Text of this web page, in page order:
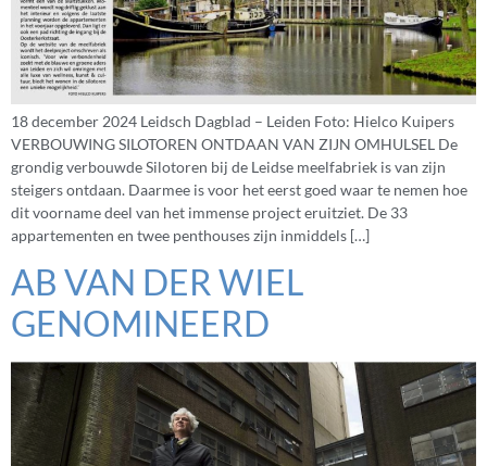
18 december 2024 Leidsch Dagblad – Leiden Foto: Hielco Kuipers
VERBOUWING SILOTOREN ONTDAAN VAN ZIJN OMHULSEL De
grondig verbouwde Silotoren bij de Leidse meelfabriek is van zijn
steigers ontdaan. Daarmee is voor het eerst goed waar te nemen hoe
dit voorname deel van het immense project eruitziet. De 33
appartementen en twee penthouses zijn inmiddels […]
AB VAN DER WIEL
GENOMINEERD